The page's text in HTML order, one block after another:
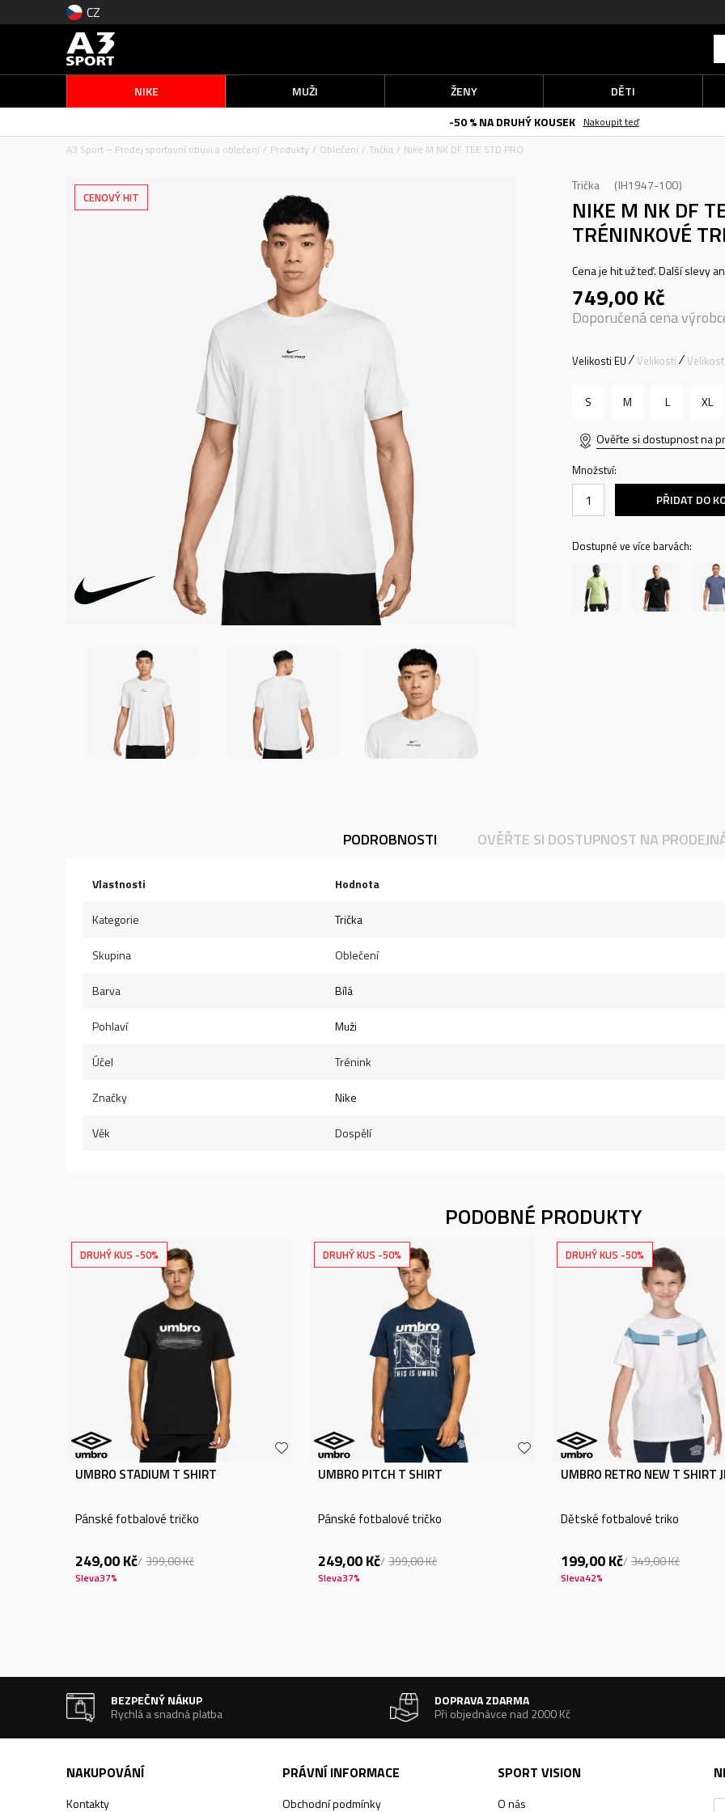
CZ
NIKE MUŽI ŽENY
DĚTI
-50 % NA DRUHÝ KOUSEK
Nakoupit teď
A3 Sport – Prodej sportovní obuvi a oblečení
Produkty Oblečení Trička Nike M NK DF TEE STD PRO
CENOVÝ HIT
Trička IH1947-100
NIKE M NK DF
TRÉNINKOVÉ
Cena je hit už teď. Další slevy
749,00 Kč
Doporučená cena
Velikosti EU Velikosti
S M L XL
Ověřte si dostupnost na
Množství:
PŘIDAT DO
Dostupné ve více barvách:
PODROBNOSTI OVĚŘTE SI DOSTUPNOST NA
Vlastnosti Hodnota
Kategorie Trička
Skupina Oblečení
Barva Bílá
Pohlaví Muži
Účel Trénink
Značky Nike
Věk Dospělí
PODOBNÉ PRODUKTY
DRUHÝ KUS -50%
UMBRO STADIUM T SHIRT
Pánské fotbalové tričko
249,00Kč 399,00Kč
Sleva37%
DRUHÝ KUS -50%
UMBRO PITCH T SHIRT
Pánské fotbalové tričko
249,00Kč 399,00Kč
Sleva37%
DRUHÝ KUS -50%
UMBRO RETRO NEW T SHIRT
Dětské fotbalové triko
199,00Kč 349,00Kč
Sleva42%
BEZPEČNÝ NÁKUP
Rychlá a snadná platba
DOPRAVA ZDARMA
Při objednávce nad 2000 Kč
NAKUPOVÁNÍ
Kontakty
PRÁVNÍ INFORMACE
Obchodní podmínky
SPORT VISION
O nás